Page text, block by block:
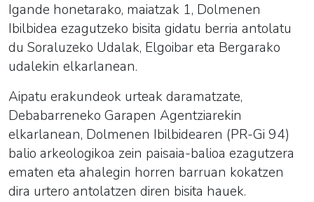
Igande honetarako, maiatzak 1, Dolmenen
Ibilbidea ezagutzeko bisita gidatu berria antolatu
du Soraluzeko Udalak, Elgoibar eta Bergarako
udalekin elkarlanean.
Aipatu erakundeok urteak daramatzate,
Debabarreneko Garapen Agentziarekin
elkarlanean, Dolmenen Ibilbidearen (PR-Gi 94)
balio arkeologikoa zein paisaia-balioa ezagutzera
ematen eta ahalegin horren barruan kokatzen
dira urtero antolatzen diren bisita hauek.